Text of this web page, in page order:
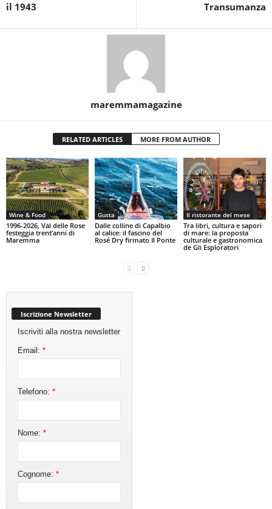
il 1943
Transumanza
maremmamagazine
RELATED ARTICLES MORE FROM AUTHOR
Wine & Food
1996-2026, Val delle Rose
festeggia trent’anni di
Maremma
Gusta
Dalle colline di Capalbio
al calice: il fascino del
Rosé Dry firmato Il Ponte
Il ristorante del mese
Tra libri, cultura e sapori
di mare: la proposta
culturale e gastronomica
de Gli Esploratori
Iscrizione Newsletter
Iscriviti alla nostra newsletter
Email:*
Telefono:*
Nome:*
Cognome:*